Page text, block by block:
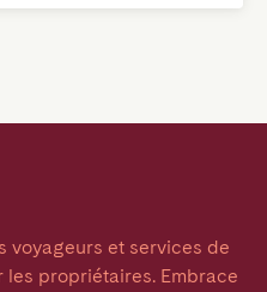
voyageurs et services de
propriétaires. Embrace